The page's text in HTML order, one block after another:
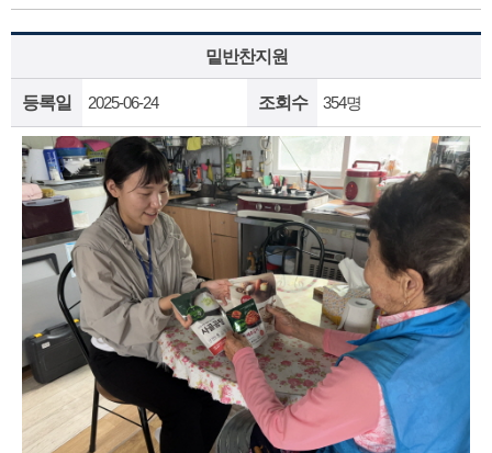
밑반찬지원
등록일 2025-06-24 조회수 354명